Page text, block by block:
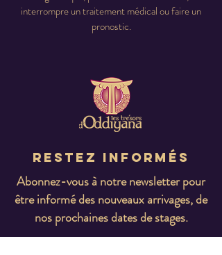
interrompre un traitement médical ou faire un
pronostic.
Restez informés
Abonnez-vous à notre newsletter pour
être informé des nouveaux arrivages, de
nos prochaines dates de stages.